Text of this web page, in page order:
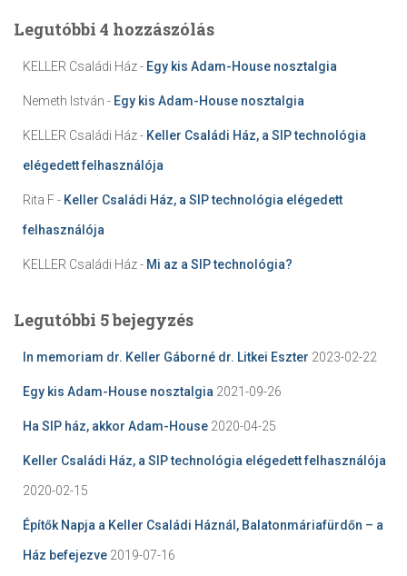
Legutóbbi 4 hozzászólás
KELLER Családi Ház- Egy kis Adam-House nosztalgia
Nemeth István - Egy kis Adam-House nosztalgia
KELLER Családi Ház- Keller Családi Ház, a SIP technológia
elégedett felhasználója
Rita F- Keller Családi Ház, a SIP technológia elégedett
felhasználója
KELLER Családi Ház- Mi az a SIP technológia?
Legutóbbi 5 bejegyzés
In memoriam dr. Keller Gáborné dr. Litkei Eszter 2023-02-22
Egy kis Adam-House nosztalgia 2021-09-26
Ha SIP ház, akkor Adam-House 2020-04-25
Keller Családi Ház, a SIP technológia elégedett felhasználója
2020-02-15
Építők Napja a Keller Családi Háznál, Balatonmáriafürdőn – a
Ház befejezve 2019-07-16